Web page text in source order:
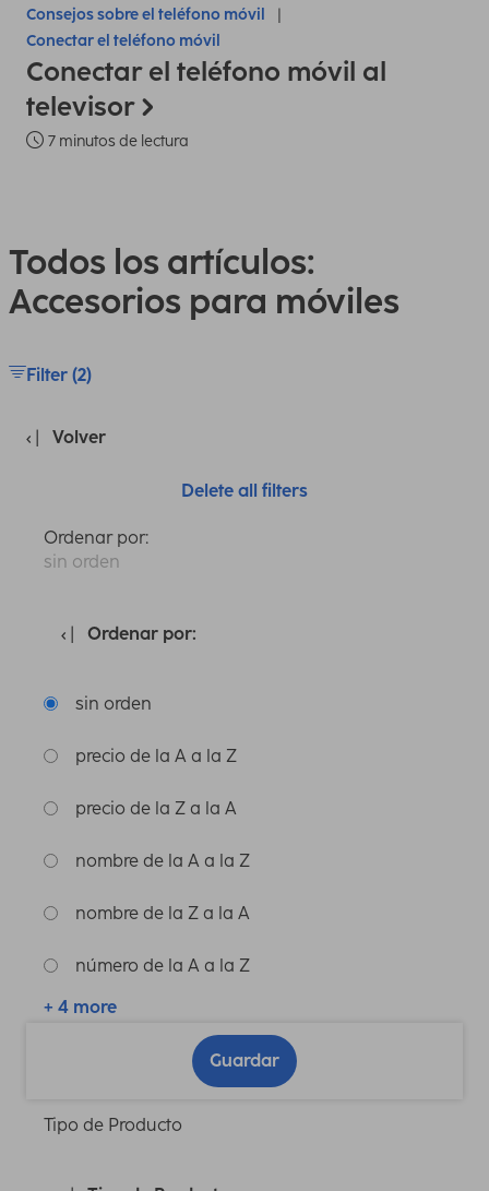
Consejos sobre el teléfono móvil
Conectar el teléfono móvil
Conectar el teléfono móvil al
televisor
7 minutos de lectura
Todos los artículos:
Accesorios para móviles
Filter (2)
Volver
Delete all filters
Ordenar por:
sin orden
Ordenar por:
sin orden
precio de la A a la Z
precio de la Z a la A
nombre de la A a la Z
nombre de la Z a la A
número de la A a la Z
+ 4 more
Guardar
Tipo de Producto